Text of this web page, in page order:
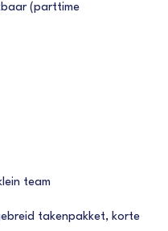
(parttime
team
takenpakket, korte